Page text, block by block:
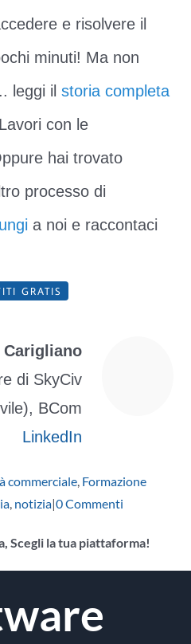
e risolvere il
minuti! Ma non
leggi ilstoria completa
Lavori con le
hai trovato
processo di
a noi e raccontaci
GRATIS
Carigliano
di SkyCiv
BCom
LinkedIn
commerciale, Formazione
notizia|0 Commenti
Scegli la tua piattaforma!